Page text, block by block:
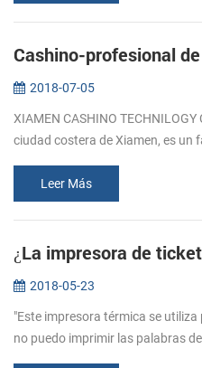
2018-07-05
XIAMEN CASHINO
ciudad costera de Xiamen, es un
dedicació...
Leer Más
2018-05-23
"Este impresora térmica se
no puedo imprimir las palabras